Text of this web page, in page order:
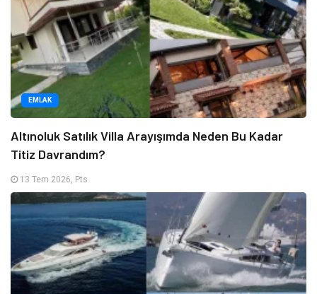
EMLAK
Altınoluk Satılık Villa Arayışımda Neden Bu Kadar
Titiz Davrandım?
13 Tem 2026, Pts